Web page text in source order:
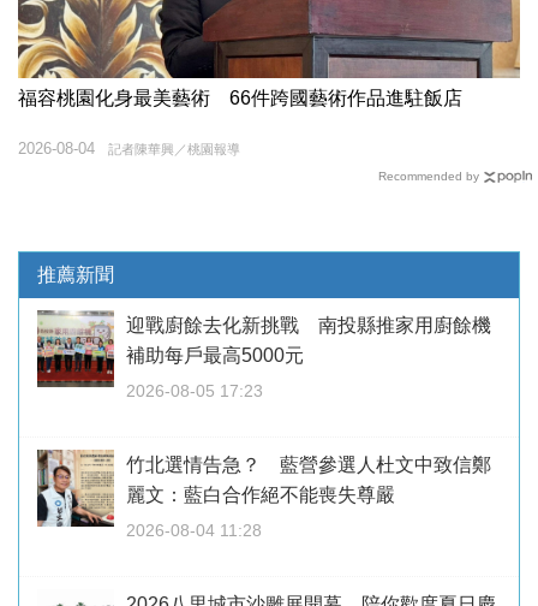
福容桃園化身最美藝術 66件跨國藝術作品進駐飯店
記者陳華興／桃園報導
2026-08-04
Recommended by
推薦新聞
迎戰廚餘去化新挑戰 南投縣推家用廚餘機
補助每戶最高5000元
2026-08-05 17:23
竹北選情告急？ 藍營參選人杜文中致信鄭
麗文：藍白合作絕不能喪失尊嚴
2026-08-04 11:28